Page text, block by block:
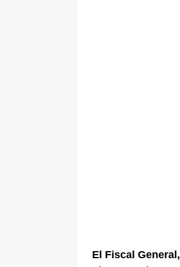
El Fiscal